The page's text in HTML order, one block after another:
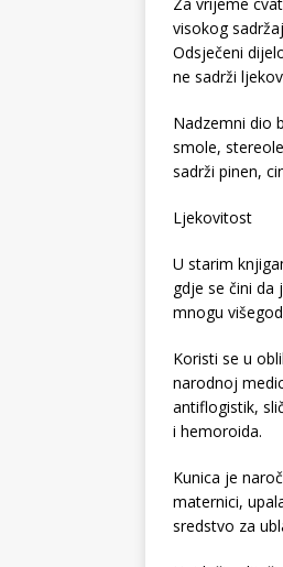
visokog
Odsječeni
ne sadrži
Nadzemni dio
smole,
sadrži pinen,
Ljekovitost
U starim
gdje se čini da
mnogu
Koristi se u
narodnoj
antiflogistik,
i hemoroida.
Kunica je
maternici,
sredstvo za